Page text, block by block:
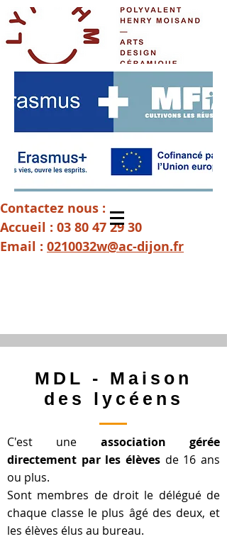
Contactez nous :
Accueil : 03 80 47 29 30
Email : 0210032w@ac-dijon.fr
MDL - Maison
des lycéens
C'est une association gérée
directement par les élèves de 16 ans
ou plus.
Sont membres de droit le délégué de
chaque classe le plus âgé des deux, et
les élèves élus au bureau.